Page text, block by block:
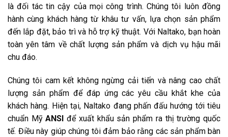
là đối tác tin cậy của mọi công trình. Chúng tôi luôn đồng
hành cùng khách hàng từ khâu tư vấn, lựa chọn sản phẩm
đến lắp đặt, bảo trì và hỗ trợ kỹ thuật. Với Naltako, bạn hoàn
toàn yên tâm về chất lượng sản phẩm và dịch vụ hậu mãi
chu đáo.
Chúng tôi cam kết không ngừng cải tiến và nâng cao chất
lượng sản phẩm để đáp ứng các yêu cầu khắt khe của
khách hàng. Hiện tại, Naltako đang phấn đấu hướng tới tiêu
chuẩn MỹANSI để xuất khẩu sản phẩm ra thị trường quốc
tế. Điều này giúp chúng tôi đảm bảo rằng các sản phẩm bàn